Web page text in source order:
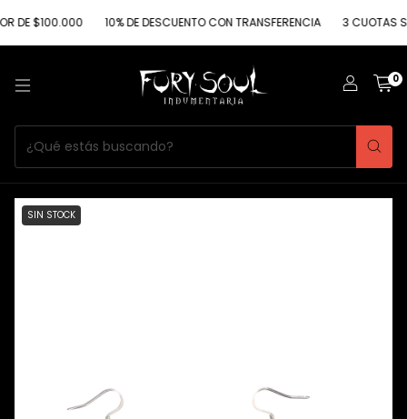
DE $100.000 10% DE DESCUENTO CON TRANSFERENCIA 3 CUOTAS
0
SIN STOCK